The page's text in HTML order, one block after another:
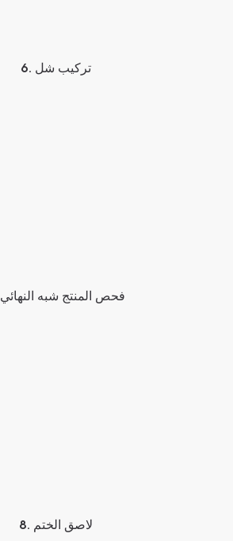
6. تركيب شل
7. فحص المنتج شبه النهائي
8. لاصق الختم